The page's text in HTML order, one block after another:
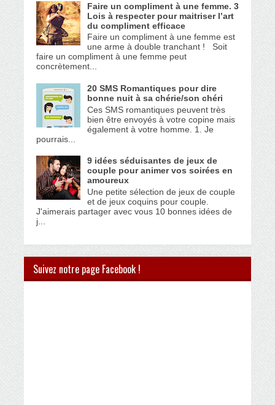
Faire un compliment à une femme. 3
Lois à respecter pour maitriser l’art
du compliment efficace
Faire un compliment à une femme est
une arme à double tranchant ! Soit
faire un compliment à une femme peut
concrètement...
20 SMS Romantiques pour dire
bonne nuit à sa chérie/son chéri
Ces SMS romantiques peuvent très
bien être envoyés à votre copine mais
également à votre homme. 1. Je
pourrais...
9 idées séduisantes de jeux de
couple pour animer vos soirées en
amoureux
Une petite sélection de jeux de couple
et de jeux coquins pour couple.
J'aimerais partager avec vous 10 bonnes idées de
j...
Suivez notre page Facebook !